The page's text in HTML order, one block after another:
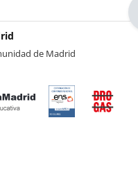
de Madrid
Certificación
de
conformidad
con el del